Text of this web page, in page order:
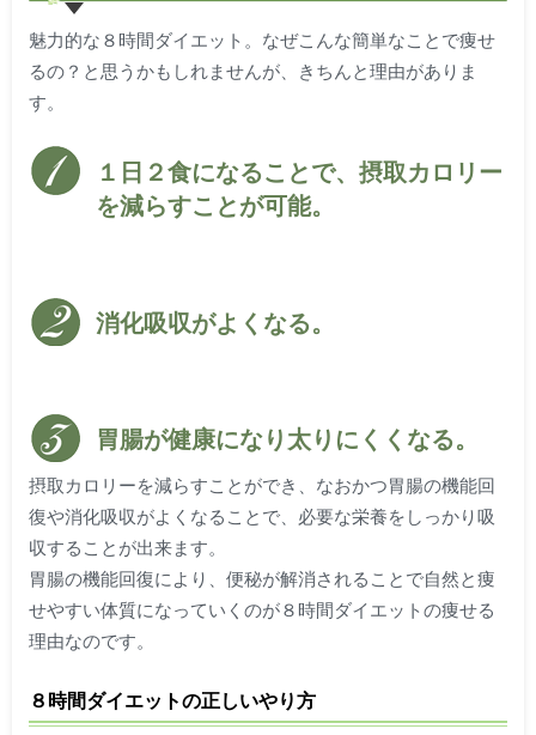
魅力的な８時間ダイエット。なぜこんな簡単なことで痩せ
るの？と思うかもしれませんが、きちんと理由がありま
す。
１日２食になることで、摂取カロリー
を減らすことが可能。
消化吸収がよくなる。
胃腸が健康になり太りにくくなる。
摂取カロリーを減らすことができ、なおかつ胃腸の機能回
復や消化吸収がよくなることで、必要な栄養をしっかり吸
収することが出来ます。
胃腸の機能回復により、便秘が解消されることで自然と痩
せやすい体質になっていくのが８時間ダイエットの痩せる
理由なのです。
８時間ダイエットの正しいやり方